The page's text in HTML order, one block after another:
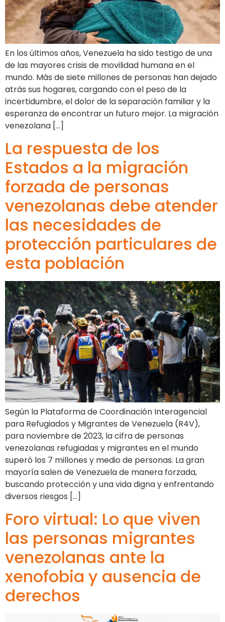
En los últimos años, Venezuela ha sido testigo de una
de las mayores crisis de movilidad humana en el
mundo. Más de siete millones de personas han dejado
atrás sus hogares, cargando con el peso de la
incertidumbre, el dolor de la separación familiar y la
esperanza de encontrar un futuro mejor. La migración
venezolana […]
La respuesta de los
Estados a la migración
forzada de personas
venezolanas debe atender
las necesidades de
protección particulares de
esta población
Según la Plataforma de Coordinación Interagencial
para Refugiados y Migrantes de Venezuela (R4V),
para noviembre de 2023, la cifra de personas
venezolanas refugiadas y migrantes en el mundo
superó los 7 millones y medio de personas. La gran
mayoría salen de Venezuela de manera forzada,
buscando protección y una vida digna y enfrentando
diversos riesgos […]
Foro virtual: Lo que viven
las personas migrantes
venezolanas ante la
xenofobia y ausencia de
derechos